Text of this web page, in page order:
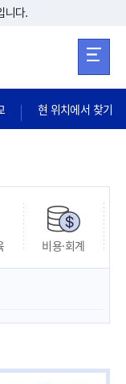
니다.
현 위치에서 찾기
비용·회계